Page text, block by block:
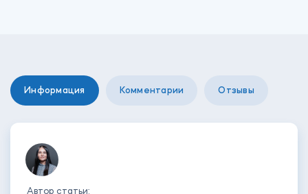
Информация Комментарии Отзывы
Автор статьи: